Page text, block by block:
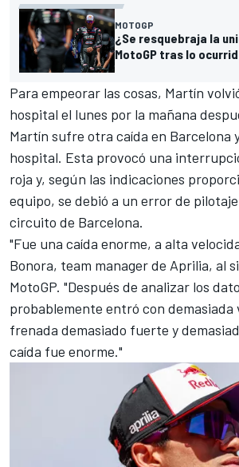
MOTOGP
¿Se resquebraja la
MotoGP tras lo
Para empeorar las cosas, Martín
hospital el lunes por la mañana
Martín sufre otra caída en Barcelona
hospital. Esta provocó una
roja y, según las indicaciones
equipo, se debió a un error de
circuito de Barcelona.
"Fue una caída enorme, a alta
Bonora, team manager de Aprilia, al
MotoGP. "Después de analizar los
probablemente entró con demasiada
frenada demasiado fuerte y
caída fue enorme."